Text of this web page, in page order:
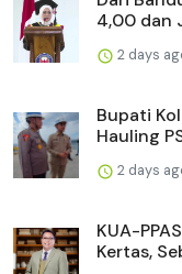
4,00 dan
2 days
Bupati
Hauling
2 days
KUA-
Kertas,